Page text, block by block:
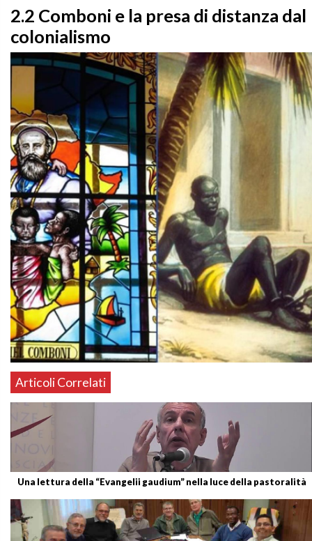
2.2 Comboni e la presa di distanza dal
colonialismo
Articoli Correlati
Una lettura della “Evangelii gaudium” nella luce della pastoralità